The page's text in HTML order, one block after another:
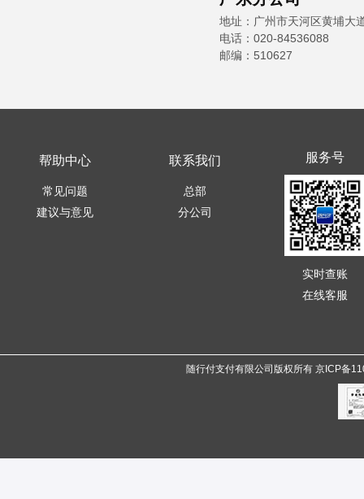
地址： 广州市天河区黄埔大
电话： 020-84536088
邮编： 510627